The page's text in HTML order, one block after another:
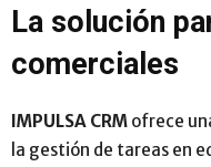
La solución
comerciales
IMPULSA CRM ofrece
la gestión de tareas en